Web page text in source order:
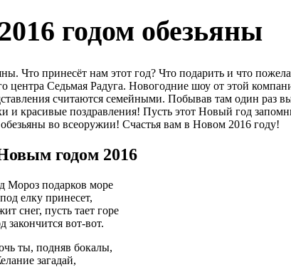
годом обезьяны
Что принесёт нам этот год? Что подарить и что
центра Седьмая Радуга. Новогодние шоу от этой
считаются семейными. Побывав там один раз
красивые поздравления! Пусть этот Новый год
во всеоружии! Счастья вам в Новом 2016 году!
годом 2016
Мороз подарков море
елку принесет,
снег, пусть тает горе
закончится вот-вот.
ты, подняв бокалы,
загадай,